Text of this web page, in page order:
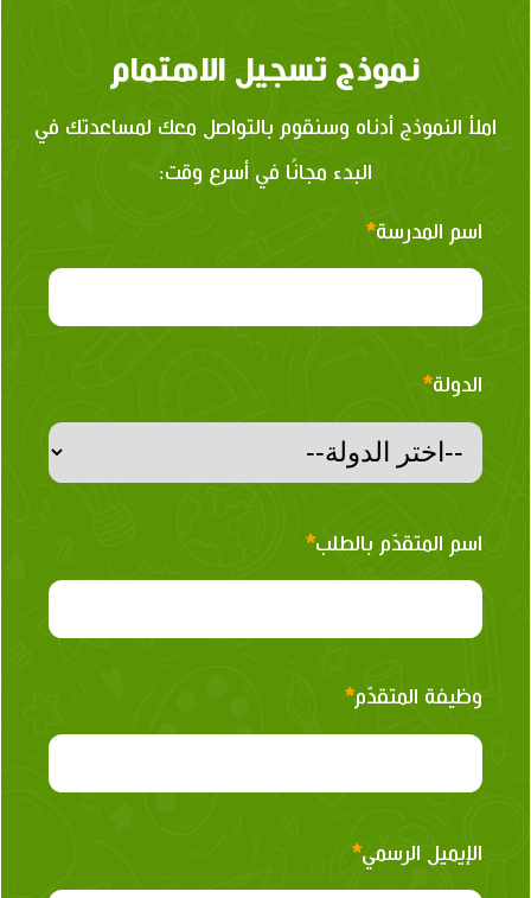
نموذج تسجيل الاهتمام
املأ النموذج أدناه وسنقوم بالتواصل معك لمساعدتك في
البدء مجانًا في أسرع وقت:
اسم المدرسة*
الدولة*
اسم المتقدّم بالطلب*
وظيفة المتقدّم*
الإيميل الرسمي*